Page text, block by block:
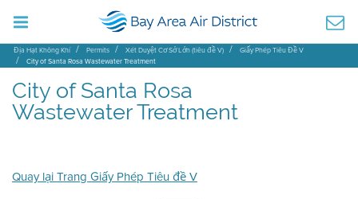
Địa Hạt Không Khí Permits Xét Duyệt Cơ Sở Lớn (tiêu đề V)
Giấy Phép Tiêu Đề V
City of Santa Rosa Wastewater Treatment
City of Santa Rosa
Wastewater Treatment
Quay lại Trang Giấy Phép Tiêu đề V